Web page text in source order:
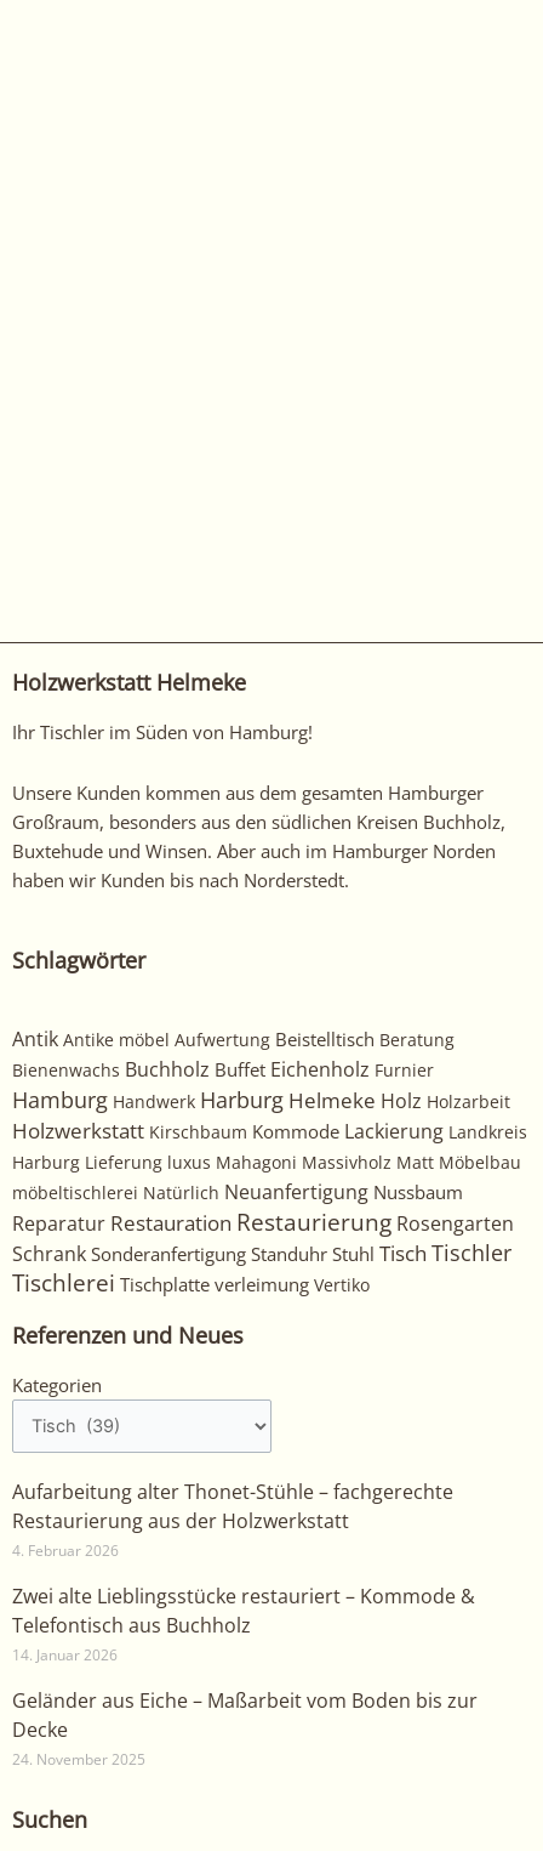
Holzwerkstatt Helmeke
Ihr Tischler im Süden von Hamburg!
Unsere Kunden kommen aus dem gesamten Hamburger
Großraum, besonders aus den südlichen Kreisen Buchholz,
Buxtehude und Winsen. Aber auch im Hamburger Norden
haben wir Kunden bis nach Norderstedt.
Schlagwörter
Antik Antike möbel Aufwertung Beistelltisch Beratung
Bienenwachs Buchholz Buffet Eichenholz Furnier
Hamburg Handwerk Harburg Helmeke Holz Holzarbeit
Holzwerkstatt Kirschbaum Kommode Lackierung Landkreis
Harburg Lieferung luxus Mahagoni Massivholz Matt Möbelbau
möbeltischlerei Natürlich Neuanfertigung Nussbaum
Reparatur Restauration Restaurierung Rosengarten
Schrank Sonderanfertigung Standuhr Stuhl Tisch Tischler
Tischlerei Tischplatte verleimung Vertiko
Referenzen und Neues
Kategorien
Kategorien
Aufarbeitung alter Thonet-Stühle – fachgerechte
Restaurierung aus der Holzwerkstatt
4. Februar 2026
Zwei alte Lieblingsstücke restauriert – Kommode &
Telefontisch aus Buchholz
14. Januar 2026
Geländer aus Eiche – Maßarbeit vom Boden bis zur
Decke
24. November 2025
Suchen